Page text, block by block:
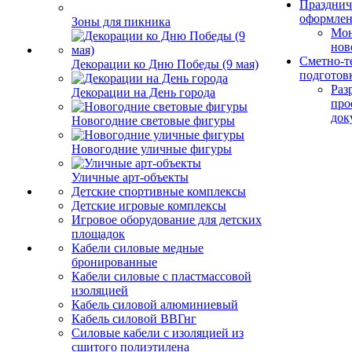
Зоны для пикника
Декорации ко Дню Победы (9 мая)
Декорации на День города
Новогодние световые фигуры
Новогодние уличные фигуры
Уличные арт-объекты
Детские спортивные комплексы
Детские игровые комплексы
Игровое оборудование для детских
площадок
Кабели силовые медные
бронированные
Кабели силовые с пластмассовой
изоляцией
Кабель силовой алюминиевый
Кабель силовой ВВГнг
Силовые кабели с изоляцией из
сшитого полиэтилена
Сметно-